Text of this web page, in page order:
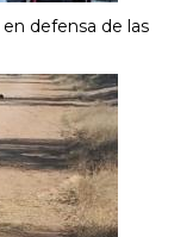
defensa de las